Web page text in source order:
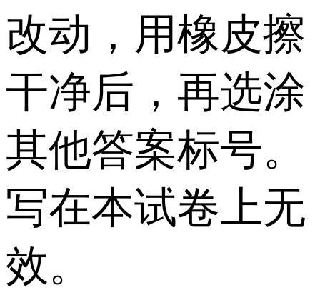
改动，用橡皮擦
干净后，再选涂
其他答案标号。
写在本试卷上无
效。